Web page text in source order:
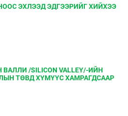
ЭХЛЭЭД ЭДГЭЭРИЙГ ХИЙХЭЭ
/SILICON VALLEY/-ИЙН
ТӨВД ХҮМҮҮС ХАМРАГДСААР